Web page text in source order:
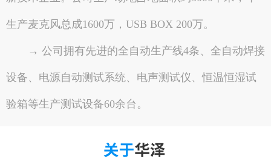
生产麦克风总成1600万，USB BOX 200万。
→ 公司拥有先进的全自动生产线4条、全自动焊接
设备、电源自动测试系统、电声测试仪、恒温恒湿试
验箱等生产测试设备60余台。